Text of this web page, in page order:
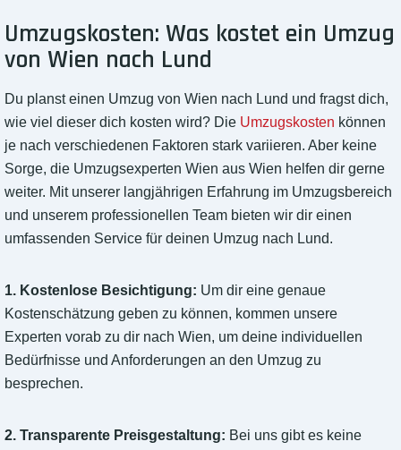
Umzugskosten: Was kostet ein Umzug
von Wien nach Lund
Du planst einen Umzug von Wien nach Lund und fragst dich,
wie viel dieser dich kosten wird? Die Umzugskosten können
je nach verschiedenen Faktoren stark variieren. Aber keine
Sorge, die Umzugsexperten Wien aus Wien helfen dir gerne
weiter. Mit unserer langjährigen Erfahrung im Umzugsbereich
und unserem professionellen Team bieten wir dir einen
umfassenden Service für deinen Umzug nach Lund.
1. Kostenlose Besichtigung: Um dir eine genaue
Kostenschätzung geben zu können, kommen unsere
Experten vorab zu dir nach Wien, um deine individuellen
Bedürfnisse und Anforderungen an den Umzug zu
besprechen.
2. Transparente Preisgestaltung: Bei uns gibt es keine